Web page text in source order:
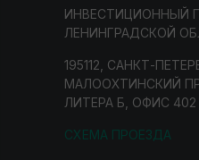
ИНВЕСТИЦИОННЫЙ
ЛЕНИНГРАДСКОЙ
195112, САНКТ-
МАЛООХТИНСКИЙ
ЛИТЕРА Б, ОФИС 402
СХЕМА ПРОЕЗДА